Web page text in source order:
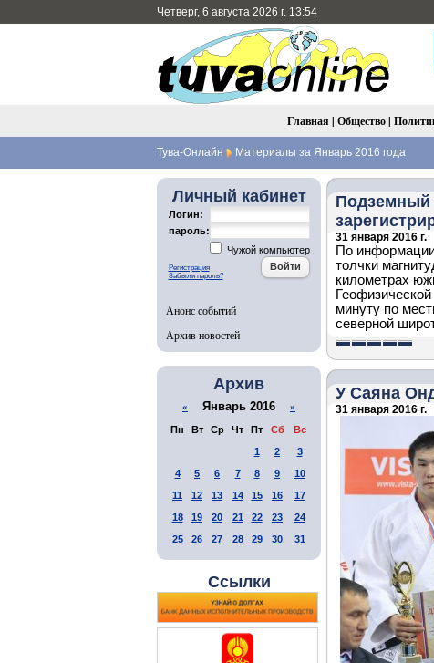
Четверг, 6 августа 2026 г. 13:54
Главная | Общество|
Тува-Онлайн Материалы за Январь 2016 года
Личный кабинет
Логин:
пароль:
Чужой компьютер
Регистрация
Забыли пароль?
Анонс событий
Архив новостей
Архив
« Январь 2016 »
Пн Вт Ср Чт Пт Сб
Вс
1
2
3
4
5 6 7 8 9
10
11
12 13 14 15 16
17
18
19 20 21 22 23
24
25
26 27 28 29 30 31
Ссылки
Подземный
31 января 2016 г.
По
толчки
километрах
минуту по
северной
У Саяна
31 января 2016 г.